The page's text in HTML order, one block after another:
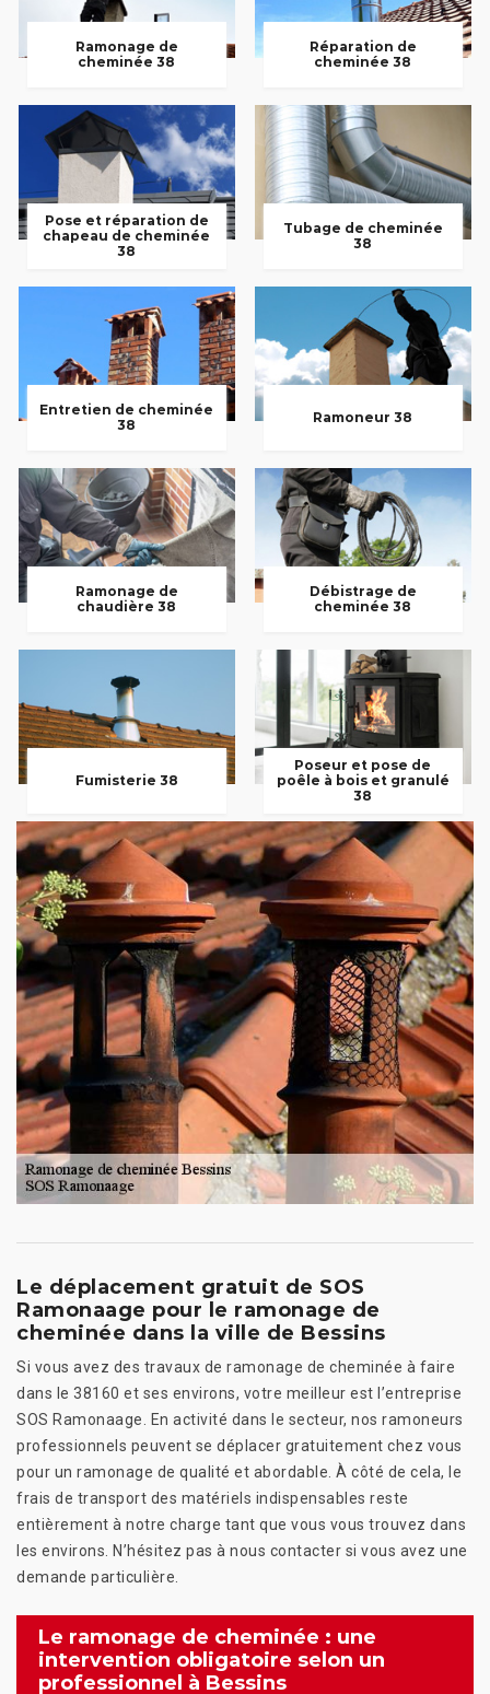
Ramonage de
cheminée 38
Réparation de
cheminée 38
Pose et réparation de
chapeau de cheminée
38
Tubage de cheminée
38
Entretien de cheminée
38
Ramoneur 38
Ramonage de
chaudière 38
Débistrage de
cheminée 38
Fumisterie 38
Poseur et pose de
poêle à bois et granulé
38
Le déplacement gratuit de SOS
Ramonaage pour le ramonage de
cheminée dans la ville de Bessins
Si vous avez des travaux de ramonage de cheminée à faire
dans le 38160 et ses environs, votre meilleur est l’entreprise
SOS Ramonaage. En activité dans le secteur, nos ramoneurs
professionnels peuvent se déplacer gratuitement chez vous
pour un ramonage de qualité et abordable. À côté de cela, le
frais de transport des matériels indispensables reste
entièrement à notre charge tant que vous vous trouvez dans
les environs. N’hésitez pas à nous contacter si vous avez une
demande particulière.
Le ramonage de cheminée : une
intervention obligatoire selon un
professionnel à Bessins